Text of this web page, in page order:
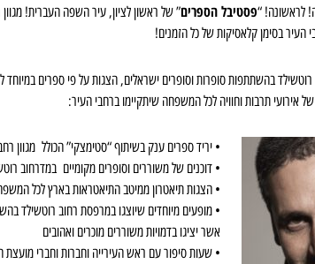
פסטיבל הספרים” של ראשון לציון, עיר השפה העברית! מגוון
בסימן קלאסיקות של כל הזמנים!
בהשתתפות סופרות וסופרים ישראלים, הצגות על פי ספרים במיוחד
אירועי תרבות וחוויה לכל המשפחה שיתקיימו ברחבי העיר:
• יריד ספרים ענק בשיתוף “סטימצקי” הכולל מגוון
• דוכנים של משוררים וסופרים מקומיים במדרחוב
• הצגות תיאטרון ממיטב התיאטראות בארץ לכל
• מופעים מיוחדים שיוצגו במרפסת רחוב רוטשילד
אשר יציגו בדמויות משוררים מוכרים ואהובים
• שעות סיפור עם ראש העירייה וחברות וחברי מועצת